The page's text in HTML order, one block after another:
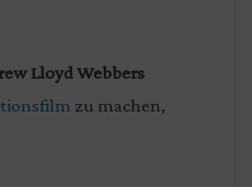
Lloyd Webbers
zu machen,